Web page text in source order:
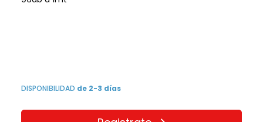
DISPONIBILIDAD de 2-3 días